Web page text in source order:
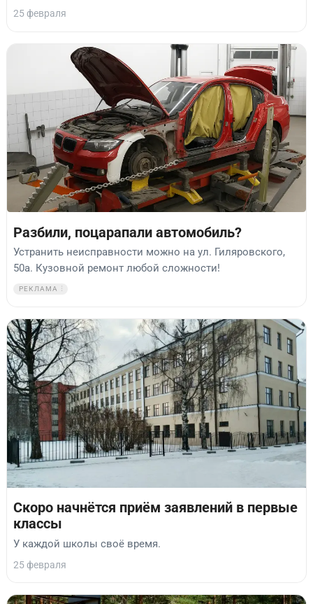
25 февраля
Разбили, поцарапали автомобиль?
Устранить неисправности можно на ул. Гиляровского,
50а. Кузовной ремонт любой сложности!
РЕКЛАМА
Скоро начнётся приём заявлений в первые
классы
У каждой школы своё время.
25 февраля